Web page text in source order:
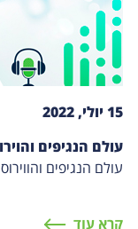
15 יולי, 2022
עולם הנגיפים
עולם הנגיפים
קרא עוד